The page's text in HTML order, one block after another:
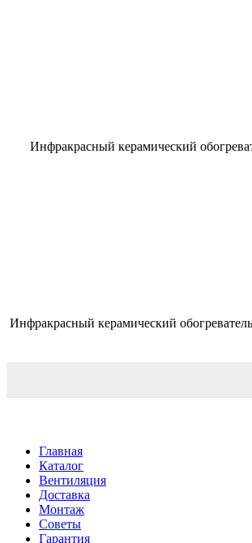
Инфракрасный керамический
Инфракрасный керамический
Главная
Каталог
Вентиляция
Доставка
Монтаж
Советы
Гарантия